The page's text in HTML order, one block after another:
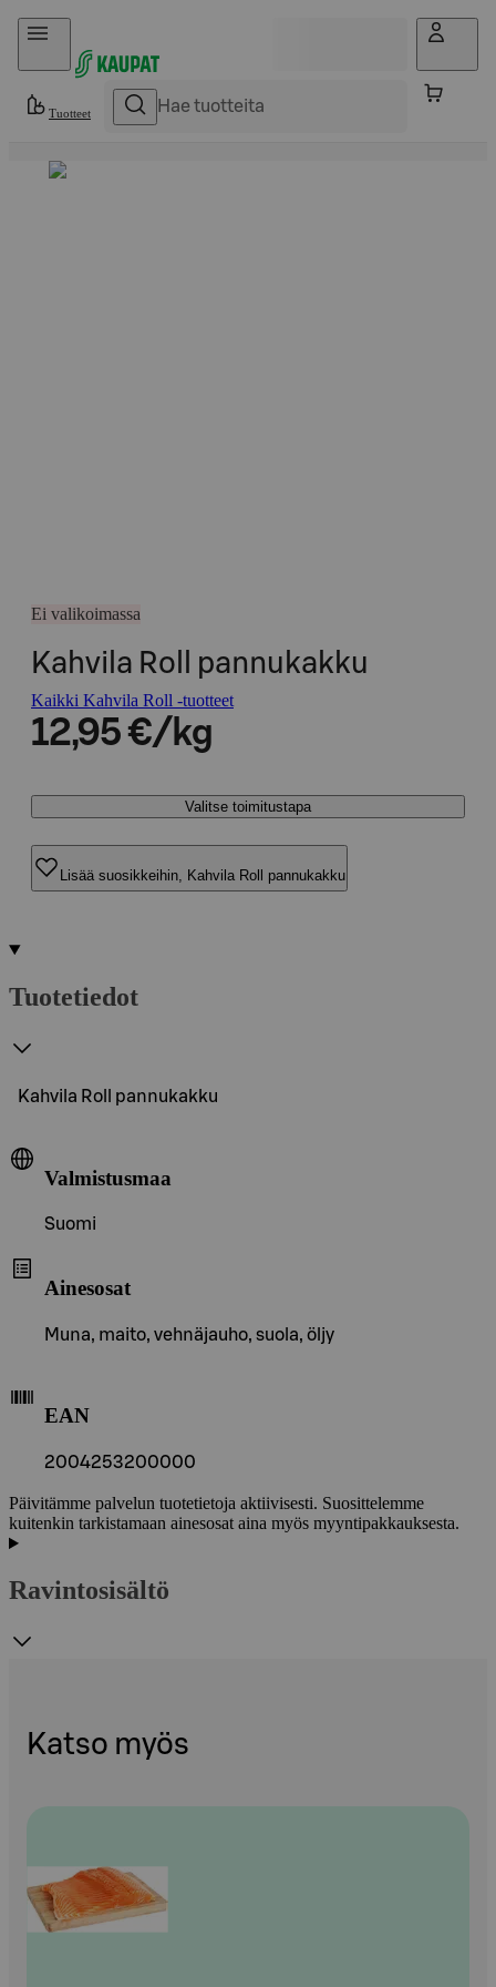
Hyppää sisältöön
Tuotteet
Ei valikoimassa
Kahvila Roll pannukakku
Kaikki Kahvila Roll -tuotteet
12,95 €/kg
Valitse toimitustapa
Lisää suosikkeihin, Kahvila Roll pannukakku
Tuotetiedot
Kahvila Roll pannukakku
Valmistusmaa
Suomi
Ainesosat
Muna, maito, vehnäjauho, suola, öljy
EAN
2004253200000
Päivitämme palvelun tuotetietoja aktiivisesti. Suosittelemme
kuitenkin tarkistamaan ainesosat aina myös myyntipakkauksesta.
Ravintosisältö
Katso myös